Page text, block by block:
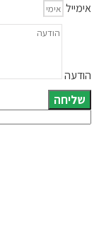
אימייל
הודעה
שליחה